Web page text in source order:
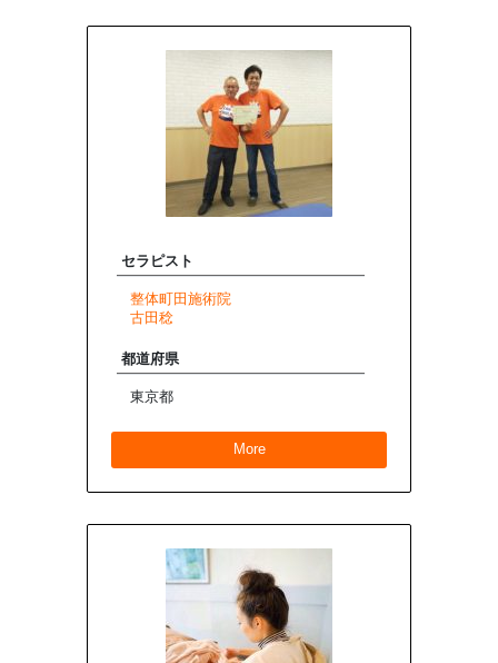
セラピスト
整体町田施術院
古田稔
都道府県
東京都
More